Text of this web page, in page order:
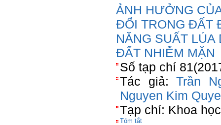
ẢNH HƯỞNG
ĐỔI TRONG ĐẤT
NĂNG SUẤT
ĐẤT NHIỄM MẶN
Số tạp chí
Tác giả:Trần
Nguyen Kim
Tạp chí: Khoa
Tóm tắt